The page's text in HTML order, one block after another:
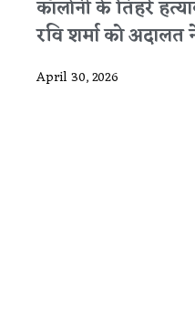
कॉलोनी के तिहरे
रवि शर्मा को
April 30, 2026